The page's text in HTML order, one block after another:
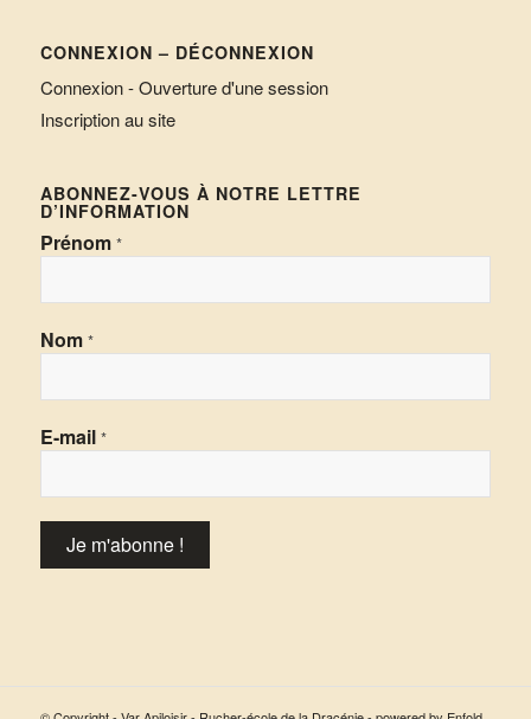
CONNEXION – DÉCONNEXION
Connexion - Ouverture d'une session
Inscription au site
ABONNEZ-VOUS À NOTRE LETTRE
D’INFORMATION
Prénom *
Nom *
E-mail *